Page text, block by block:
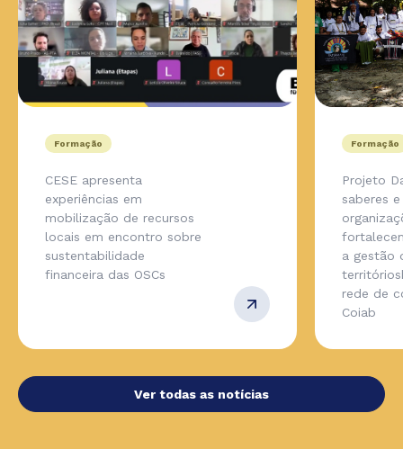
Formação
CESE apresenta
experiências em
mobilização de recursos
locais em encontro sobre
sustentabilidade
financeira das OSCs
Formação
Projeto
saberes
a gestão
rede de
Coiab
Ver todas as notícias